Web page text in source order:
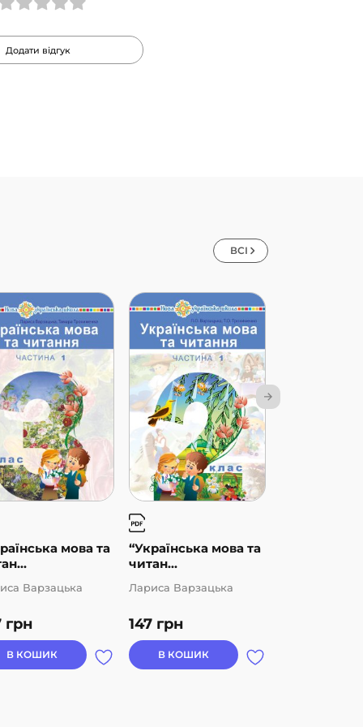
Додати відгук
ВСІ
мова та
грн
Варзацька
В КОШИК
“Українська мова та
читан...
147 грн
Лариса Варзацька
В КОШИК